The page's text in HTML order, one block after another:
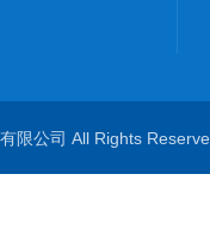
有限公司 All Rights